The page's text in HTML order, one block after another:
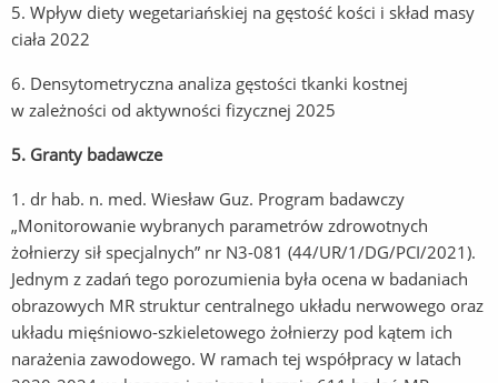
5. Wpływ diety wegetariańskiej na gęstość kości i skład masy
ciała 2022
6. Densytometryczna analiza gęstości tkanki kostnej
w zależności od aktywności fizycznej 2025
5. Granty badawcze
1. dr hab. n. med. Wiesław Guz. Program badawczy
„Monitorowanie wybranych parametrów zdrowotnych
żołnierzy sił specjalnych” nr N3-081 (44/UR/1/DG/PCI/2021).
Jednym z zadań tego porozumienia była ocena w badaniach
obrazowych MR struktur centralnego układu nerwowego oraz
układu mięśniowo-szkieletowego żołnierzy pod kątem ich
narażenia zawodowego. W ramach tej współpracy w latach